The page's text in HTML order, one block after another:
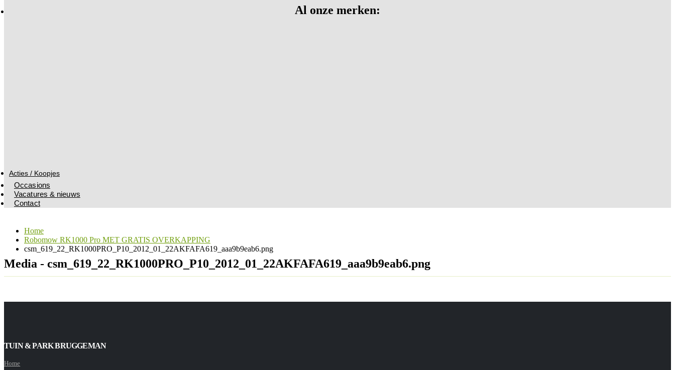
Al onze merken:
Acties / Koopjes
Occasions
Vacatures & nieuws
Contact
Home
Robomow RK1000 Pro MET GRATIS OVERKAPPING
csm_619_22_RK1000PRO_P10_2012_01_22AKFAFA619_aaa9b9eab6.png
Media - csm_619_22_RK1000PRO_P10_2012_01_22AKFAFA619_aaa9b9eab6.png
TUIN & PARK BRUGGEMAN
Home